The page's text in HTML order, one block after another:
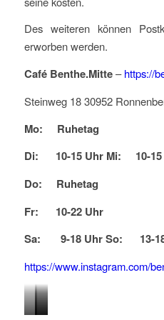
Des weiteren können
erworben werden.
Café Benthe.Mitte–https://
Steinweg 18 30952
Mo: Ruhetag
Di: 10-15 Uhr Mi: 10-15
Do: Ruhetag
Fr: 10-22 Uhr
Sa: 9-18 Uhr So: 13-
https://www.instagram.com/